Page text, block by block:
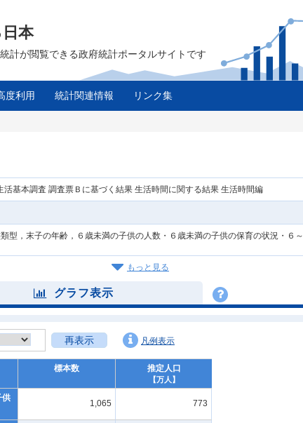
本
計が閲覧できる政府統計ポータルサイトです
度利用 統計関連情報 リンク集
基本調査 調査票Ｂに基づく結果 生活時間に関する結果 生活時間編
型，末子の年齢，６歳未満の子供の人数・６歳未満の子供の保育の状況・６
もっと見る
グラフ表示
再表示 凡例表示
標本数 推定人口
【万人】
供
1,065 773